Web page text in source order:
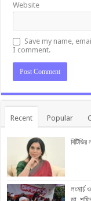
Website
Save my name,
I comment.
Recent Popular
লংমার্চ